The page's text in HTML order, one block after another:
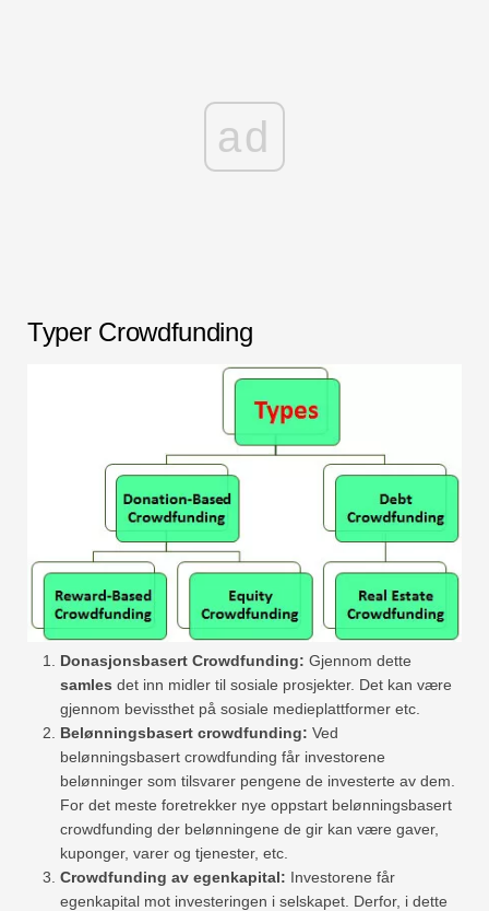
ad
Typer Crowdfunding
Donasjonsbasert Crowdfunding: Gjennom dette
samles det inn midler til sosiale prosjekter. Det kan være
gjennom bevissthet på sosiale medieplattformer etc.
Belønningsbasert crowdfunding: Ved
belønningsbasert crowdfunding får investorene
belønninger som tilsvarer pengene de investerte av dem.
For det meste foretrekker nye oppstart belønningsbasert
crowdfunding der belønningene de gir kan være gaver,
kuponger, varer og tjenester, etc.
Crowdfunding av egenkapital: Investorene får
egenkapital mot investeringen i selskapet. Derfor, i dette